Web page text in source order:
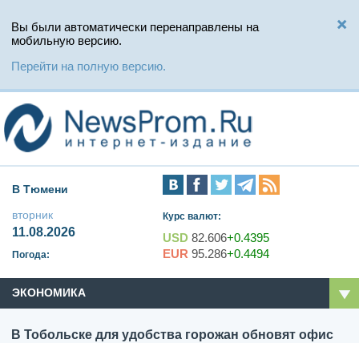
Вы были автоматически перенаправлены на
мобильную версию.
Перейти на полную версию.
В Тюмени
вторник
11.08.2026
Погода:
Курс валют:
USD 82.606+0.4395
EUR 95.286+0.4494
ЭКОНОМИКА
В Тобольске для удобства горожан обновят офис